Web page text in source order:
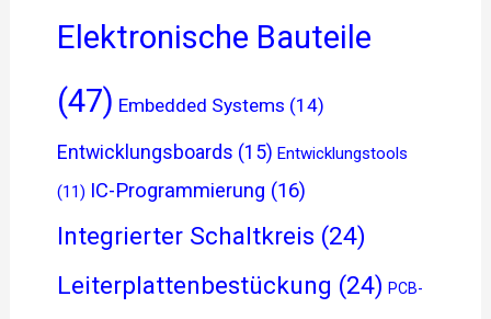
Elektronische Bauteile
(47) Embedded Systems (14)
Entwicklungsboards (15) Entwicklungstools
(11) IC-Programmierung (16)
Integrierter Schaltkreis (24)
Leiterplattenbestückung (24) PCB-